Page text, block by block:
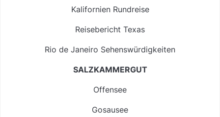
Kalifornien Rundreise
Reisebericht Texas
Rio de Janeiro Sehenswürdigkeiten
SALZKAMMERGUT
Offensee
Gosausee